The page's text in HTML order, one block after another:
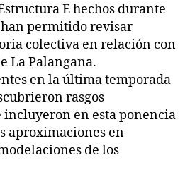
E hechos durante
permitido revisar
colectiva en relación con
La Palangana.
en la última temporada
rasgos
incluyeron en esta ponencia
aproximaciones en
de los